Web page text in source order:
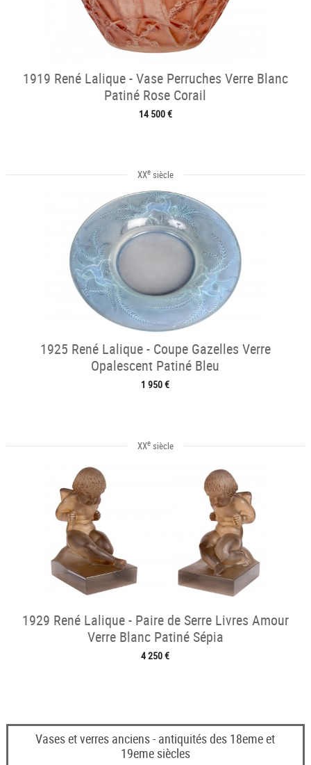
1919 René Lalique - Vase Perruches Verre Blanc
Patiné Rose Corail
14 500 €
XXesiècle
1925 René Lalique - Coupe Gazelles Verre
Opalescent Patiné Bleu
1 950 €
XXesiècle
1929 René Lalique - Paire de Serre Livres Amour
Verre Blanc Patiné Sépia
4 250 €
Vases et verres anciens - antiquités des 18eme et
19eme siècles